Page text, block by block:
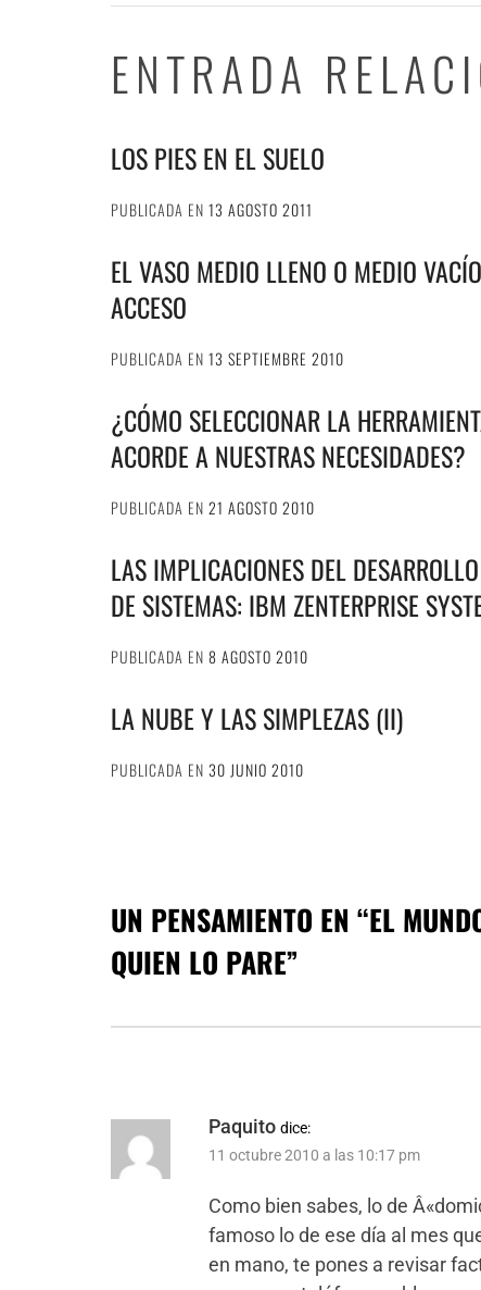
ENTRADA
LOS PIES EN EL SUELO
PUBLICADA EN 13 AGOSTO 2011
EL VASO MEDIO LLENO O MEDIO
ACCESO
PUBLICADA EN 13 SEPTIEMBRE 2010
¿CÓMO SELECCIONAR LA
ACORDE A NUESTRAS NECESIDADES?
PUBLICADA EN 21 AGOSTO 2010
LAS IMPLICACIONES DEL
DE SISTEMAS: IBM ZENTERPRISE
PUBLICADA EN 8 AGOSTO 2010
LA NUBE Y LAS SIMPLEZAS (II)
PUBLICADA EN 30 JUNIO 2010
UN PENSAMIENTO EN “EL
QUIEN LO PARE”
Paquito dice:
11 octubre 2010 a las 10:17 pm
Como bien sabes, lo de
famoso lo de ese día al mes
en mano, te pones a revisar